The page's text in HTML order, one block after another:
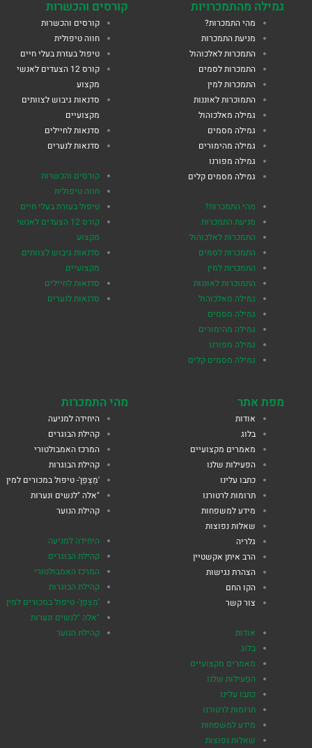
גמילה מהתמכרויות
מהי התמכרות?
מניעת התמכרות
התמכרות לאלכוהול
התמכרות לסמים
התמכרות למין
התמוכרות לאוננות
גמילה מאלכוהול
גמילה מסמים
גמילה מהימורים
גמילה מפורנו
גמילה מסמים קלים
מהי התמכרות?
מניעת התמכרות
התמכרות לאלכוהול
התמכרות לסמים
התמכרות למין
התמוכרות לאוננות
גמילה מאלכוהול
גמילה מסמים
גמילה מהימורים
גמילה מפורנו
גמילה מסמים קלים
קורסים והכשרות
קורסים והכשרות
חווה טיפולית
טיפול בעזרת בעלי חיים
קורס 12 הצעדים לאנשי
מקצוע
סדנאות גיבוש לצוותים
מקצועיים
סדנאות לחיילים
סדנאות לנערים
קורסים והכשרות
חווה טיפולית
טיפול בעזרת בעלי חיים
קורס 12 הצעדים לאנשי
מקצוע
סדנאות גיבוש לצוותים
מקצועיים
סדנאות לחיילים
סדנאות לנערים
מפת אתר
אודות
בלוג
מאמרים מקצועיים
הפעילות שלנו
כתבו עלינו
תרומות לרטורנו
מידע למשפחות
שאלות נפוצות
גלריה
הרב איתן אקשטיין
הצהרת נגישות
הקו החם
צור קשר
אודות
בלוג
מאמרים מקצועיים
הפעילות שלנו
כתבו עלינו
תרומות לרטורנו
מידע למשפחות
שאלות נפוצות
מהי התמכרות
היחידה למניעה
קהילת הבוגרים
המרכז האמבולטורי
קהילת הבוגרות
'מַצְפֵן'- טיפול במכורים למין
"אלה "לנשים ונערות
קהילת הנוער
היחידה למניעה
קהילת הבוגרים
המרכז האמבולטורי
קהילת הבוגרות
'מַצְפֵן'- טיפול במכורים למין
"אלה "לנשים ונערות
קהילת הנוער